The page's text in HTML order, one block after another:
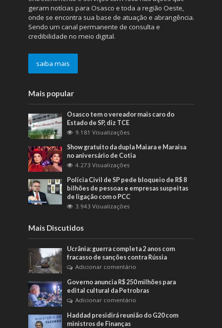
geram notícias para Osasco e toda a região Oeste,
onde se encontra sua base de atuação e abrangência.
Sendo um canal permanente de consulta e
credibilidade no meio digital.
saiba mais
Mais popular
Osasco tem o vereador mais caro do
Estado de SP, diz TCE
9.181 Visualizações
Show gratuito da dupla Maiara e Maraisa
no aniversário de Cotia
4.273 Visualizações
Polícia Civil de SP pede bloqueio de R$ 8
bilhões de pessoas e empresas suspeitas
de ligação com o PCC
3.943 Visualizações
Mais Discutidos
Ucrânia: guerra completa 2 anos com
fracasso de sanções contra Rússia
Adicionar comentário
Governo anuncia R$ 250 milhões para
edital cultural da Petrobras
Adicionar comentário
Haddad presidirá reunião do G20 com
ministros de Finanças